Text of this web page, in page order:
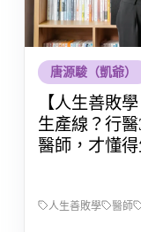
唐源駿（凱爺）
【人生善敗
生產線？行
醫師，才懂
人生善敗學 醫師